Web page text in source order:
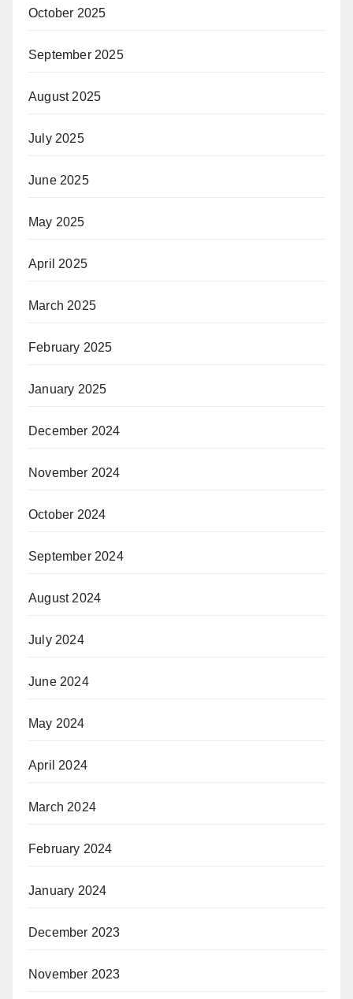
October 2025
September 2025
August 2025
July 2025
June 2025
May 2025
April 2025
March 2025
February 2025
January 2025
December 2024
November 2024
October 2024
September 2024
August 2024
July 2024
June 2024
May 2024
April 2024
March 2024
February 2024
January 2024
December 2023
November 2023